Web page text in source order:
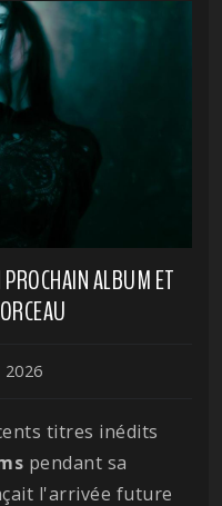
ALBUM ET
2026
titres inédits
pendant sa
l'arrivée future